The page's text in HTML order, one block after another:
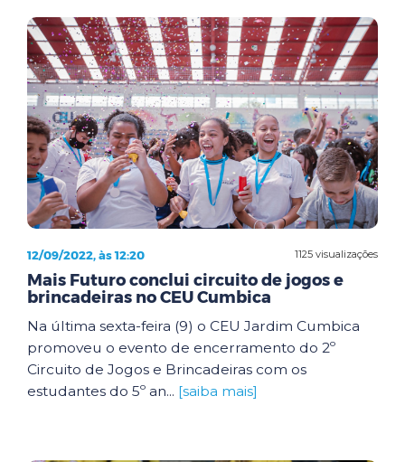
1125 visualizações
12/09/2022, às 12:20
Mais Futuro conclui circuito de jogos e
brincadeiras no CEU Cumbica
Na última sexta-feira (9) o CEU Jardim Cumbica
promoveu o evento de encerramento do 2º
Circuito de Jogos e Brincadeiras com os
estudantes do 5º an... [saiba mais]